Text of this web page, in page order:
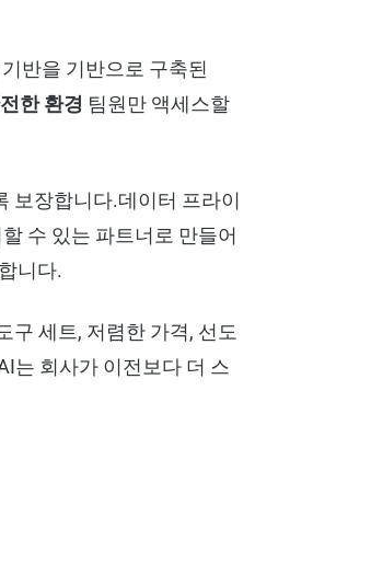
반을 기반으로 구축된
한 환경 팀원만 액세스할
보장합니다.데이터 프라이
수 있는 파트너로 만들어
니다.
구 세트, 저렴한 가격, 선도
는 회사가 이전보다 더 스